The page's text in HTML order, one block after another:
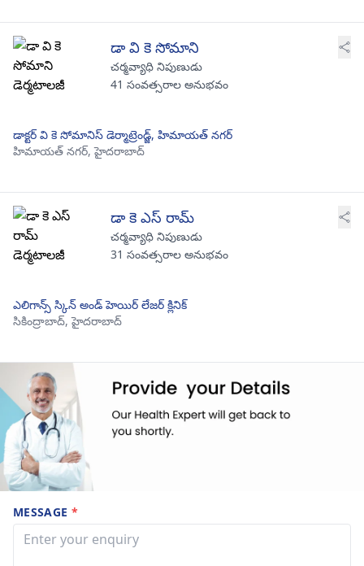
డా వి కె సోమాని
చర్మవ్యాధి నిపుణుడు
41 సంవత్సరాల అనుభవం
డాక్టర్ వి కె సోమానిస్ డెర్మాట్రెండ్జ్, హిమాయత్ నగర్
హిమాయత్ నగర్,హైదరాబాద్
డా కె ఎస్ రామ్
చర్మవ్యాధి నిపుణుడు
31 సంవత్సరాల అనుభవం
ఎలిగాన్స్ స్కిన్ అండ్ హెయిర్ లేజర్ క్లినిక్
సికింద్రాబాద్,హైదరాబాద్
MESSAGE *